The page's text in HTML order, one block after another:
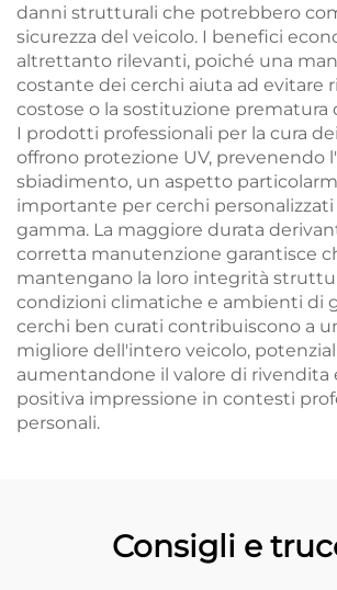
danni strutturali che potrebbero
sicurezza del veicolo. I benefici
altrettanto rilevanti, poiché una
costante dei cerchi aiuta ad evitare
costose o la sostituzione prematura
I prodotti professionali per la cura
offrono protezione UV, prevenendo
sbiadimento, un aspetto
importante per cerchi personalizzati
gamma. La maggiore durata
corretta manutenzione garantisce
mantengano la loro integrità
condizioni climatiche e ambienti di
cerchi ben curati contribuiscono a
migliore dell'intero veicolo,
aumentandone il valore di rivendita
positiva impressione in contesti
personali.
Consigli e